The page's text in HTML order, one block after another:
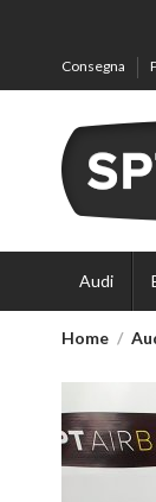
Consegna
Audi
Home